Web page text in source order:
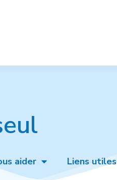
aider Liens utiles